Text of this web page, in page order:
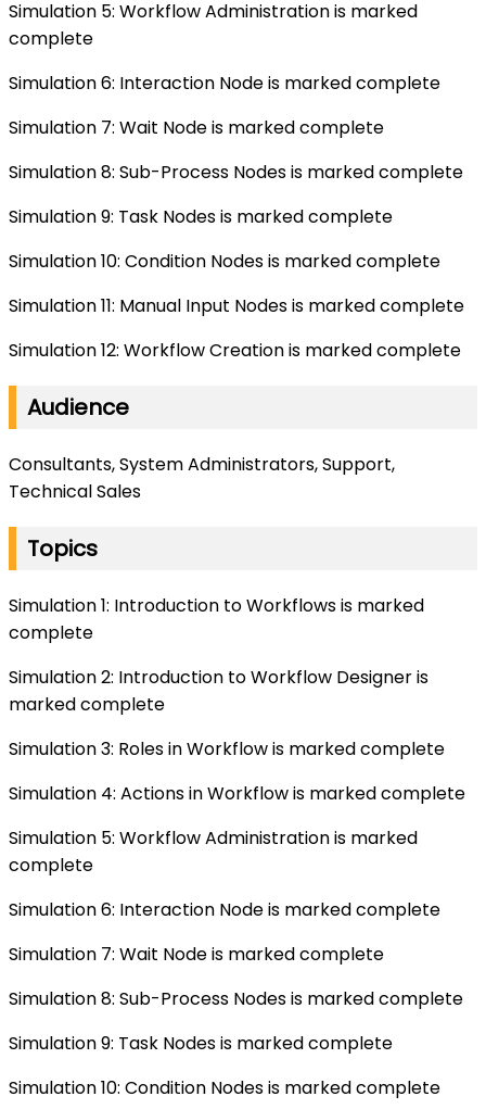
Simulation 5: Workflow Administration is marked
complete
Simulation 6: Interaction Node is marked complete
Simulation 7: Wait Node is marked complete
Simulation 8: Sub-Process Nodes is marked complete
Simulation 9: Task Nodes is marked complete
Simulation 10: Condition Nodes is marked complete
Simulation 11: Manual Input Nodes is marked complete
Simulation 12: Workflow Creation is marked complete
Audience
Consultants, System Administrators, Support,
Technical Sales
Topics
Simulation 1: Introduction to Workflows is marked
complete
Simulation 2: Introduction to Workflow Designer is
marked complete
Simulation 3: Roles in Workflow is marked complete
Simulation 4: Actions in Workflow is marked complete
Simulation 5: Workflow Administration is marked
complete
Simulation 6: Interaction Node is marked complete
Simulation 7: Wait Node is marked complete
Simulation 8: Sub-Process Nodes is marked complete
Simulation 9: Task Nodes is marked complete
Simulation 10: Condition Nodes is marked complete